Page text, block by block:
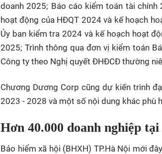
doanh 2025; Báo cáo kiểm toán tài
hoạt động của HĐQT 2024 và kế hoạch
Ủy ban kiểm tra 2024 và kế hoạch hoạt
2025; Trình thông qua đơn vị kiểm toán
Công ty theo Nghị quyết ĐHĐCĐ thường
Chương Dương Corp cũng dự kiến trình
2023 - 2028 và một số nội dung khác phù
Hơn 40.000 doanh nghiệp
Bảo hiểm xã hội (BHXH) TP.Hà Nội mới